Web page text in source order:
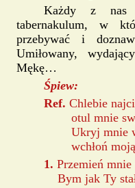
Każdy z nas
tabernakulum, w
przebywać i
Umiłowany,
Mękę…
Śpiew:
Ref. Chlebie
otul mnie
Ukryj mnie w
wchłoń moją
1. Przemień
Bym jak Ty